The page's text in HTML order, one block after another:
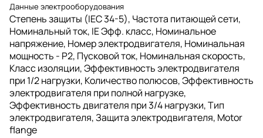
Данные электрооборудования
Степень защиты (IEC 34-5), Частота питающей сети,
Номинальный ток, IE Эфф. класс, Номинальное
напряжение, Номер электродвигателя, Номинальная
мощность - P2, Пусковой ток, Номинальная скорость,
Класс изоляции, Эффективность электродвигателя
при 1/2 нагрузки, Количество полюсов, Эффективность
электродвигателя при полной нагрузке,
Эффективность двигателя при 3/4 нагрузки, Тип
электродвигателя, Защита электродвигателя, Motor
flange